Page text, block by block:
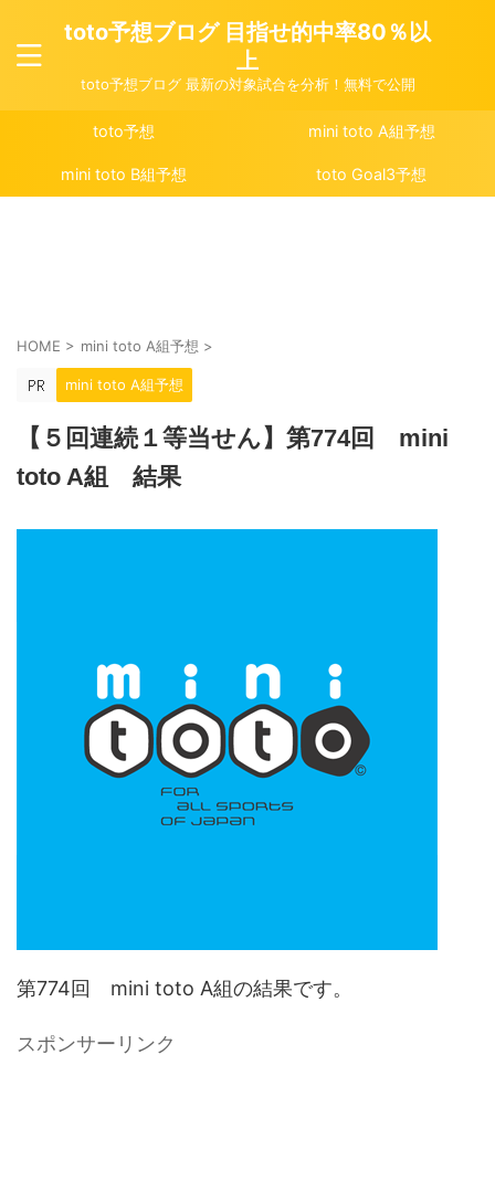
toto予想ブログ 目指せ的中率80％以
上
toto予想ブログ 最新の対象試合を分析！無料で公開
toto予想 mini toto A組予想
mini toto B組予想 toto Goal3予想
HOME > mini toto A組予想 >
mini toto A組予想
【５回連続１等当せん】第774回 mini
toto A組 結果
第774回 mini toto A組の結果です。
スポンサーリンク